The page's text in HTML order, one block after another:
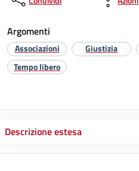
Argomenti
Associazioni Giustizia
Tempo libero
Descrizione estesa